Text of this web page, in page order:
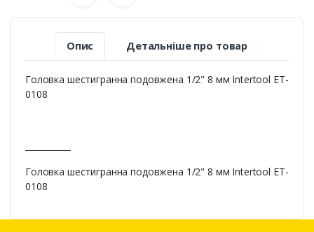
Опис Детальніше про товар
Головка шестигранна подовжена 1/2" 8 мм Intertool ET-
0108
Головка шестигранна подовжена 1/2" 8 мм Intertool ET-
0108